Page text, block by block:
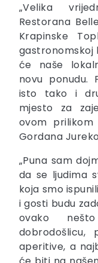
„Velika
Restorana
Krapinske
gastronomskoj
će naše
novu ponudu.
isto tako i
mjesto za
ovom prilikom
Gordana
„Puna sam
da se ljudima
koja smo
i gosti budu
ovako
dobrodošlicu,
aperitive, a